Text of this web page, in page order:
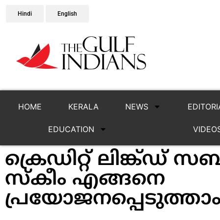
Hindi English
HOME KERALA NEWS
EDUCATION
ക്രെഡിറ്റ്‌ ലിങ്ക്‌ഡ്‌
സ്‌കീം എങ്ങനെ